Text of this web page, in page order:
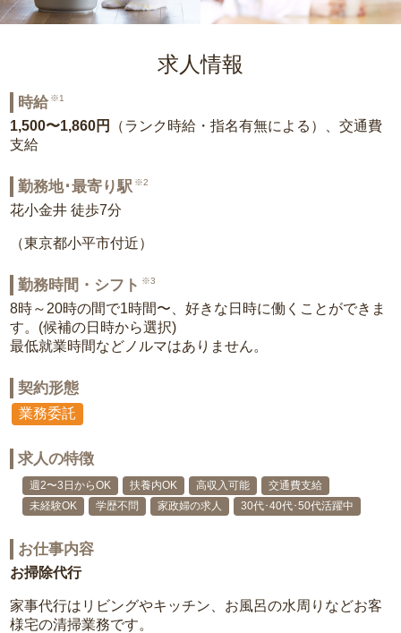
求人情報
時給 ※1
1,500〜1,860円
（ランク時給・指名有無による）、交通費
支給
勤務地･最寄り駅 ※2
花小金井 徒歩7分
（東京都小平市付近）
勤務時間・シフト ※3
8時～20時の間で1時間〜、好きな日時に働くことができま
す。(候補の日時から選択)
最低就業時間などノルマはありません。
契約形態
業務委託
求人の特徴
週2〜3日からOK 扶養内OK 高収入可能
交通費支給
未経験OK
学歴不問 家政婦の求人 30代･40代･50代活躍中
お仕事内容
お掃除代行
家事代行はリビングやキッチン、お風呂の水周りなどお客
様宅の清掃業務です。